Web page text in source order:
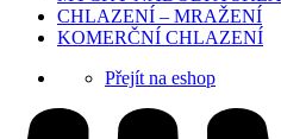
CHLAZENÍ – MRAŽENÍ
KOMERČNÍ CHLAZENÍ
Přejít na eshop